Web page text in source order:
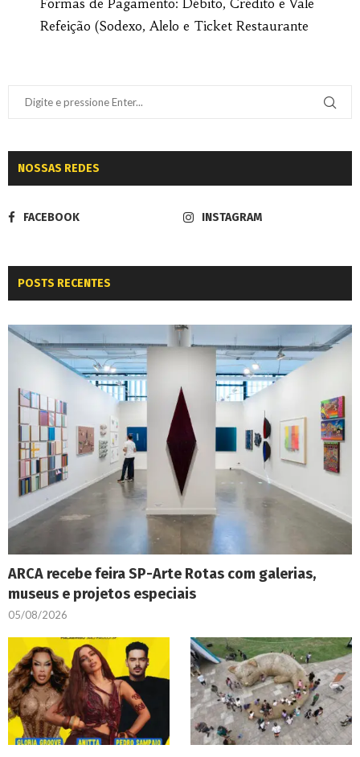
Formas de Pagamento: Débito, Crédito e Vale
Refeição (Sodexo, Alelo e Ticket Restaurante
NOSSAS REDES
FACEBOOK INSTAGRAM
POSTS RECENTES
ARCA recebe feira SP-Arte Rotas com galerias,
museus e projetos especiais
05/08/2026